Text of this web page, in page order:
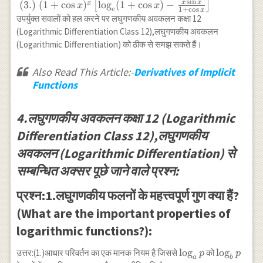
\left(x^{x}\right)
\text { (3.) }
(1+\cos x)^{x}
{x}\right)^{x}\left[\log
_{e}\left(\frac{x+1}
{x}\right)-\frac{1}
{x+1}\right] \\ \text {
(2) }-x^{x} \sin
e^{(e x)}\\ \text { (3.)
}(1+\cos
(1+\cos x)-\frac{x \sin
x}{1+ \cos x}\right]
(3.) (1 + cosx)x loge(1 + cosx) − 1+cos x
x sin x
उपर्युक्त सवालों को हल करने पर लघुगणकीय अवकलन कक्षा 12
(Logarithmic Differentiation Class 12),लघुगणकीय अवकलन
(Logarithmic Differentiation) को ठीक से समझ सकते हैं।
Also Read This Article:-Derivatives of Implicit
Functions
4.लघुगणकीय अवकलन कक्षा 12 (Logarithmic
Differentiation Class 12),लघुगणकीय
अवकलन (Logarithmic Differentiation) से
सम्बन्धित अक्सर पूछे जाने वाले प्रश्न:
प्रश्न:1.लघुगणकीय फलनों के महत्त्वपूर्ण गुण क्या हैं?
(What are the important properties of
logarithmic functions?):
उत्तर:(1.)आधार परिवर्तन का एक मानक नियम है जिससे\log_{a}
loga pको\log
logb p